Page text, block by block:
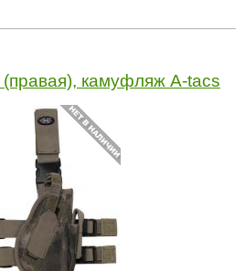
камуфляж A-tacs